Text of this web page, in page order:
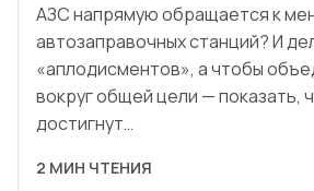
АЗС напрямую обращается к
автозаправочных станций? И
«аплодисментов», а чтобы
вокруг общей цели — показать,
достигнут…
2 МИН ЧТЕНИЯ